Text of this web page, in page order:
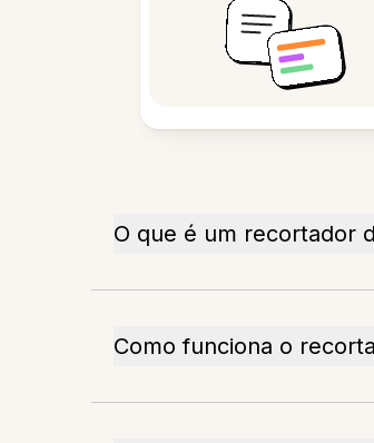
O que é um recortador
Como funciona o